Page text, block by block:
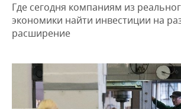
КОРОЛИ ГОСЗАКАЗА ПФО
ВУЗЫ ТАТАРСТАНА
КОМУ ПРИНАДЛЕЖАТ
ТОРГОВЫЕ ЦЕНТРЫ
ТАТАРСТАНА
ФИНАНСЫ
БАНКИ
БЮДЖЕТ
ИНВЕСТИЦИИ
НОВОСТИ
ПРОМЫШЛЕННОСТИ
МАШИНОСТРОЕНИЕ
НЕФТЕХИМИЯ
НЕДВИЖИМОСТЬ
НОВОСТИ НЕДВИЖИМОСТИ
АВТО
НОВОСТИ АВТО
БИЗНЕС
НОВОСТИ БИЗНЕСА
ТЕХНОЛОГИИ
Где сегодня компаниям из
экономики найти инвестиции на
расширение